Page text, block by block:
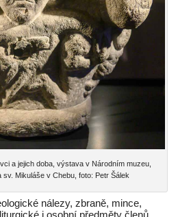
a jejich doba, výstava v Národním muzeu,
sv. Mikuláše v Chebu, foto: Petr Šálek
nálezy, zbraně, mince,